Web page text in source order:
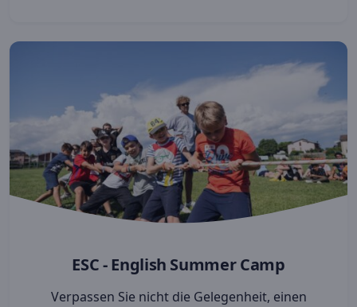
ESC - English Summer Camp
Verpassen Sie nicht die Gelegenheit, einen